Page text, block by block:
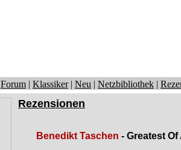
Forum | Klassiker| Neu | Netzbibliothek |
Rezensionen
Benedikt Taschen - Greatest